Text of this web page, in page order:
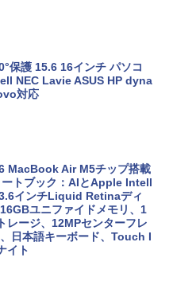
保護 15.6 16インチ パソコ
NEC Lavie ASUS HP dyna
対応
MacBook Air M5チップ搭載
ートブック：AIとApple Intell
インチLiquid Retinaディ
ユニファイドメモリ、1
レージ、12MPセンターフレ
日本語キーボード、Touch I
イト